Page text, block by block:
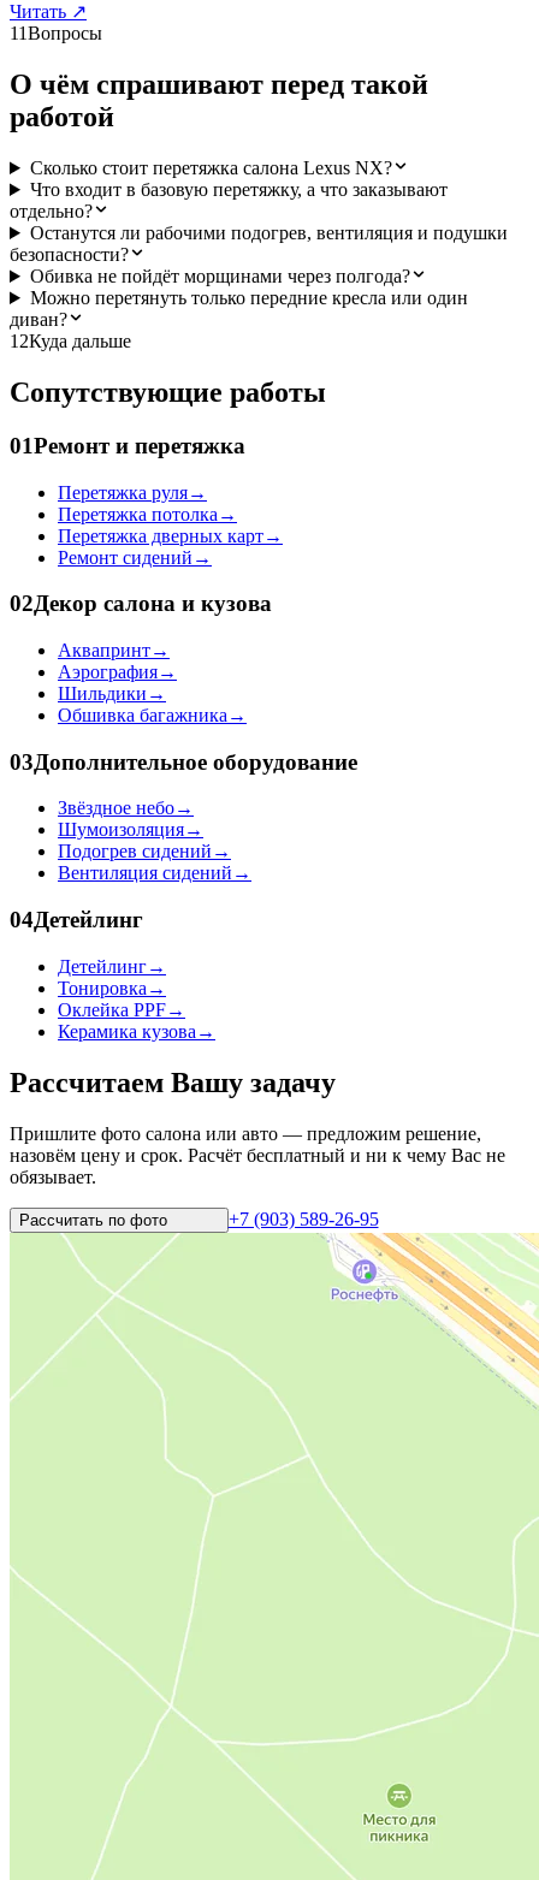
Читать ↗
11Вопросы
О чём спрашивают перед такой
работой
Сколько стоит перетяжка салона Lexus NX?
Что входит в базовую перетяжку, а что заказывают
отдельно?
Останутся ли рабочими подогрев, вентиляция и подушки
безопасности?
Обивка не пойдёт морщинами через полгода?
Можно перетянуть только передние кресла или один
диван?
12Куда дальше
Сопутствующие работы
01Ремонт и перетяжка
Перетяжка руля→
Перетяжка потолка →
Перетяжка дверных карт→
Ремонт сидений →
02Декор салона и кузова
Аквапринт→
Аэрография→
Шильдики →
Обшивка багажника →
03Дополнительное оборудование
Звёздное небо→
Шумоизоляция→
Подогрев сидений →
Вентиляция сидений →
04Детейлинг
Детейлинг→
Тонировка →
Оклейка PPF→
Керамика кузова →
Рассчитаем Вашу задачу
Пришлите фото салона или авто — предложим решение,
назовём цену и срок. Расчёт бесплатный и ни к чему Вас не
обязывает.
Рассчитать по фото +7 (903) 589-26-95